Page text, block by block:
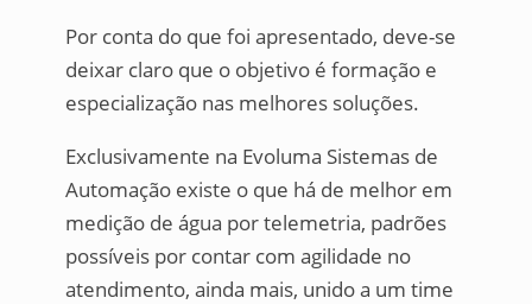
Por conta do que foi apresentado, deve-se
deixar claro que o objetivo é formação e
especialização nas melhores soluções.
Exclusivamente na Evoluma Sistemas de
Automação existe o que há de melhor em
medição de água por telemetria, padrões
possíveis por contar com agilidade no
atendimento, ainda mais, unido a um time